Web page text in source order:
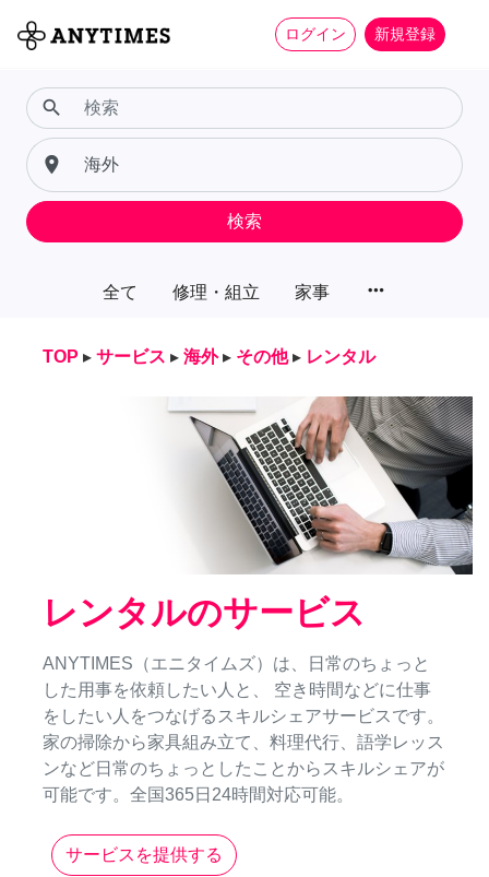
ログイン 新規登録
全て 修理・組立 家事 more_horiz
search
place
検索
TOP ▸ サービス ▸ 海外 ▸ その他 ▸ レンタル
レンタルのサービス
ANYTIMES（エニタイムズ）は、日常のちょっと
した用事を依頼したい人と、 空き時間などに仕事
をしたい人をつなげるスキルシェアサービスです。
家の掃除から家具組み立て、料理代行、語学レッス
ンなど日常のちょっとしたことからスキルシェアが
可能です。全国365日24時間対応可能。
サービスを提供する